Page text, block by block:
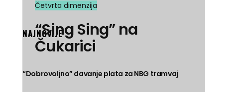
Četvrta dimenzija
“Sing Sing” na
Čukarici
NAJNOVIJE
“Dobrovoljno” davanje plata za NBG tramvaj